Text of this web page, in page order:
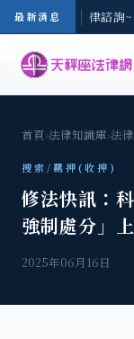
最新消息
) 現場免費法律諮詢
首頁›法律知識庫›法
搜索/羈押(收押)
修法快訊：
強制處分」
2025年06月16日